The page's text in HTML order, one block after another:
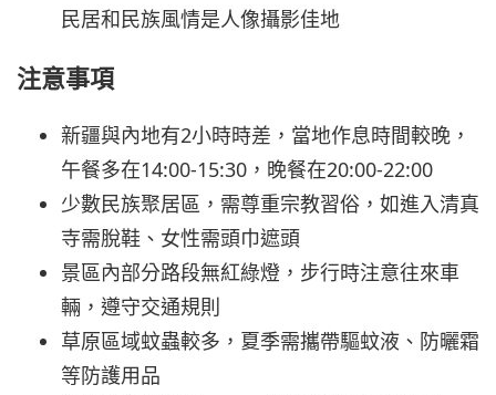
民居和民族風情是人像攝影佳地
注意事項
新疆與內地有2小時時差，當地作息時間較晚，
午餐多在14:00-15:30，晚餐在20:00-22:00
少數民族聚居區，需尊重宗教習俗，如進入清真
寺需脫鞋、女性需頭巾遮頭
景區內部分路段無紅綠燈，步行時注意往來車
輛，遵守交通規則
草原區域蚊蟲較多，夏季需攜帶驅蚊液、防曬霜
等防護用品